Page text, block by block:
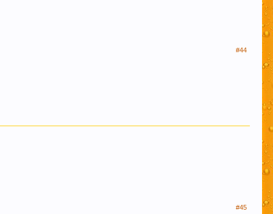
так же помочь и по возможности
форума.
(все разделы форума кроме "флэйм, флуд, оффтопик")
ценную информацию, но при этом написаны "не там
по поводу поиска нужной темы – этот
ценности! СПАСИБО
нами Ваших файлов cookie.
#44
#45